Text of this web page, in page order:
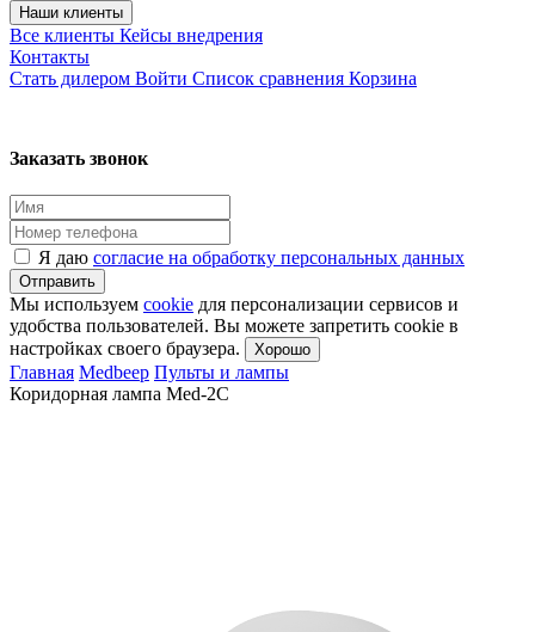
Наши клиенты
Все клиенты Кейсы внедрения
Контакты
Стать дилером Войти Список сравнения Корзина
Заказать звонок
Я даю согласие на обработку персональных данных
Отправить
Мы используем cookie для персонализации сервисов и
удобства пользователей. Вы можете запретить cookie в
настройках своего браузера.
Хорошо
Главная Medbeep Пульты и лампы
Коридорная лампа Med-2C